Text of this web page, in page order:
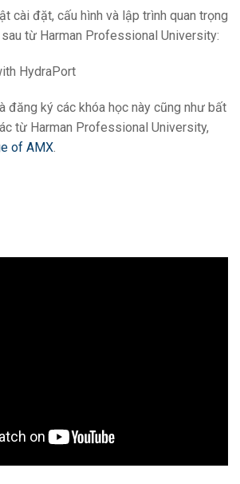
cài đặt, cấu hình và lập trình quan trọng
từ Harman Professional University:
HydraPort
đăng ký các khóa học này cũng như bất
từ Harman Professional University,
of AMX.